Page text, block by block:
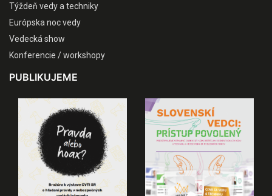
Týždeň vedy a techniky
Európska noc vedy
Vedecká show
Konferencie / workshopy
PUBLIKUJEME